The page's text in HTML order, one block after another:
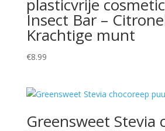
plasticvrije
Insect Bar –
Krachtige munt
€8.99
Greensweet Stevia